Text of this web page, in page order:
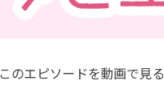
このエピソードを動画で見る